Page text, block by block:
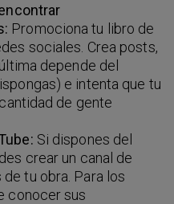
Promociona tu libro de
sociales. Crea posts,
depende del
e intenta que tu
de gente
Si dispones del
crear un canal de
tu obra. Para los
conocer sus